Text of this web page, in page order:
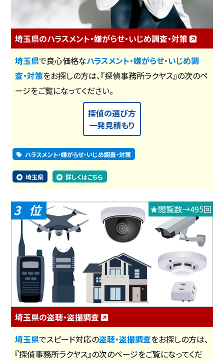
埼玉県のハラスメント・嫌がらせ・いじめ調査・対策
埼玉県で良心価格なハラスメント・嫌がらせ・いじめ調
査・対策をお探しの方は、『探偵事務所ラクヤス』の次のペ
ージをご覧になってください。
探偵の選び方
一発見積もり
ハラスメント・嫌がらせ・いじめ調査・対策
埼玉県 詳しくはこちら
3 ★閲覧数→495回
埼玉県の盗聴・盗撮調査
埼玉県でスピード対応の盗聴・盗撮調査をお探しの方は、
『探偵事務所ラクヤス』の次のページをご覧になってくだ